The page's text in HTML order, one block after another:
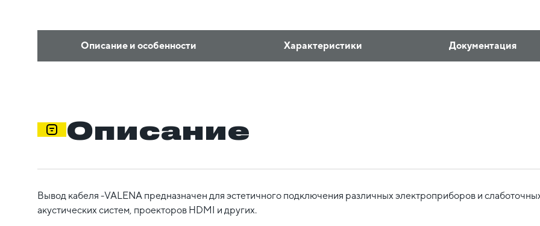
Описание и особенности Характеристики Документация
Описание
Вывод кабеля -VALENA предназначен для эстетичного подключения различных электроприборов и
акустических систем, проекторов HDMI и других.